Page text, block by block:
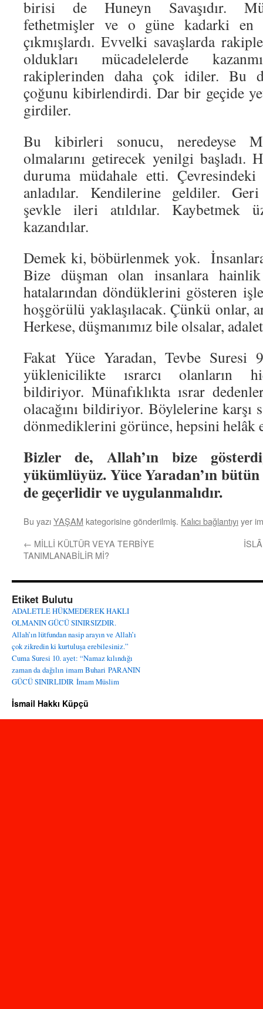
birisi de Huneyn Savaşıdır.
fethetmişler ve o güne kadarki
çıkmışlardı. Evvelki savaşlarda
oldukları mücadelelerde
rakiplerinden daha çok idiler. Bu
çoğunu kibirlendirdi. Dar bir geçide
girdiler.
Bu kibirleri sonucu, neredeyse
olmalarını getirecek yenilgi başladı.
duruma müdahale etti. Çevresindeki
anladılar. Kendilerine geldiler.
şevkle ileri atıldılar. Kaybetmek
kazandılar.
Demek ki, böbürlenmek yok.
Bize düşman olan insanlara hainlik
hatalarından döndüklerini gösteren
hoşgörülü yaklaşılacak. Çünkü onlar,
Herkese, düşmanımız bile olsalar,
Fakat Yüce Yaradan, Tevbe Suresi
yüklenicilikte ısrarcı olanların
bildiriyor. Münafıklıkta ısrar
olacağını bildiriyor. Böylelerine karşı
dönmediklerini görünce, hepsini helâk
Bizler de, Allah’ın bize
yükümlüyüz. Yüce Yaradan’ın
de geçerlidir ve uygulanmalıdır.
Bu yazıYAŞAM kategorisine gönderilmiş. Kalıcı bağlantıyıyer
← MİLLİ KÜLTÜR VEYA TERBİYE
TANIMLANABİLİR Mİ?
Etiket Bulutu
ADALETLE HÜKMEDEREK HAKLI
OLMANIN GÜCÜ SINIRSIZDIR.
Allah’ın lütfundan nasip arayın ve Allah’ı
çok zikredin ki kurtuluşa erebilesiniz.”
Cuma Suresi 10. ayet: “Namaz kılındığı
zaman da dağılın imam Buhari PARANIN
GÜCÜ SINIRLIDIR İmam Müslim
İsmail Hakkı Küpçü